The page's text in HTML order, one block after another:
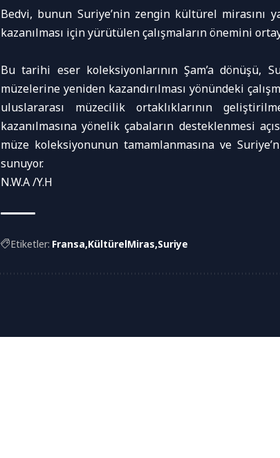
Bedvi, bunun Suriye’nin zengin kültürel mirasını
kazanılması için yürütülen çalışmaların önemini
Bu tarihi eser koleksiyonlarının Şam’a dönüşü,
müzelerine yeniden kazandırılması yönündeki
uluslararası müzecilik ortaklıklarının
kazanılmasına yönelik çabaların desteklenmesi
müze koleksiyonunun tamamlanmasına ve
sunuyor.
N.W.A /Y.H
Etiketler: Fransa KültürelMiras Suriye